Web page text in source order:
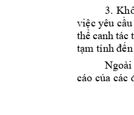
3.
việc yêu cầ
thểcanh tác
tạm tính đế
Ngoài
cáo của các